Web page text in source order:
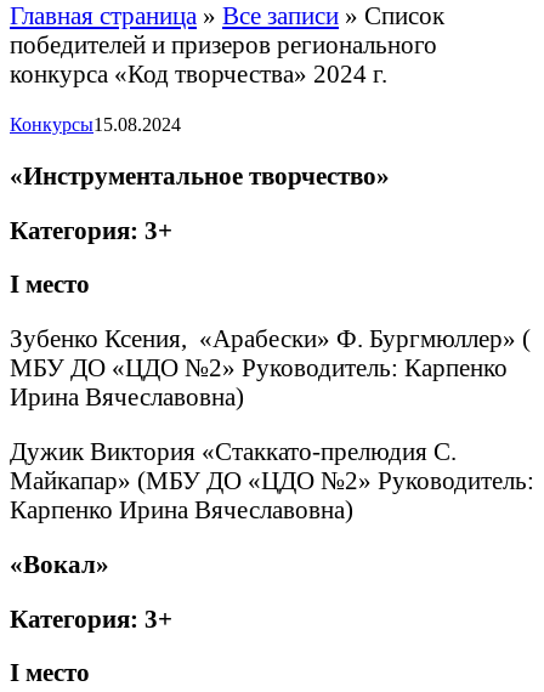
Главная страница » Все записи » Список
победителей и призеров регионального
конкурса «Код творчества» 2024 г.
Конкурсы15.08.2024
«Инструментальное творчество»
Категория: 3+
I место
Зубенко Ксения, «Арабески» Ф. Бургмюллер» (
МБУ ДО «ЦДО №2» Руководитель: Карпенко
Ирина Вячеславовна)
Дужик Виктория «Стаккато-прелюдия С.
Майкапар» (МБУ ДО «ЦДО №2» Руководитель:
Карпенко Ирина Вячеславовна)
«Вокал»
Категория: 3+
I место